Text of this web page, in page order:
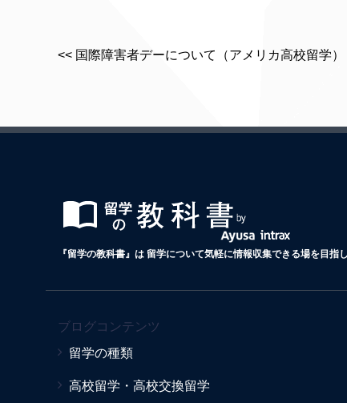
<< 国際障害者デーについて（アメリカ高校留学）
『留学の教科書』は 留学について気軽に情報収集できる場を目
ブログコンテンツ
留学の種類
高校留学・高校交換留学